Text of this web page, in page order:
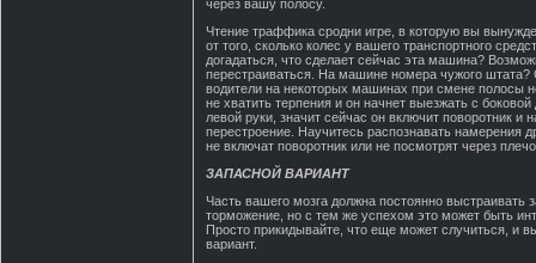
через вашу полосу.
Чтение траффика сродни игре, в которую вы
от того, сколько колес у вашего транспортного
догадаться, что сделает сейчас эта машина?
перестраиваться. На машине номера чужого
водители на некоторых машинах при смене полосы
не хватить терпения и он начнет выезжать с
левой руки, значит сейчас он включит поворотник и
перестроение. Научитесь распознавать намерения
не включат поворотник или не посмотрят через
ЗАПАСНОЙ ВАРИАНТ
Часть вашего мозга должна постоянно выстраивать
торможение, но с тем же успехом это может быть
Просто прикидывайте, что еще может случиться, и
вариант.